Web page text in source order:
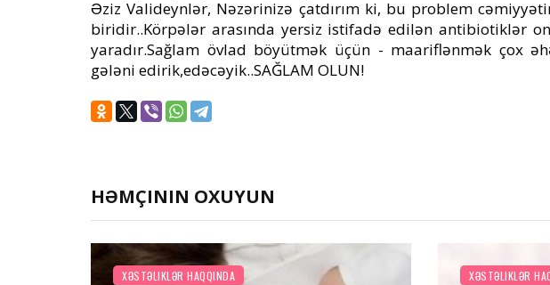
Əziz Valideynlər, Nəzərinizə çatdırım ki, bu problem
biridir..Körpələr arasında yersiz istifadə edilən antibiotiklər
yaradır.Sağlam övlad böyütmək üçün - maariflənmək çox
gələni edirik,edəcəyik..SAĞLAM OLUN!
HƏMÇININ OXUYUN
XƏSTƏLIKLƏR HAQQINDA XƏSTƏLIKLƏR